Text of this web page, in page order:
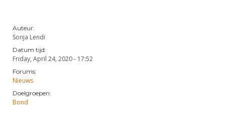
Auteur:
Sonja Lendi
Datum tijd:
Friday, April 24, 2020 - 17:52
Forums:
Nieuws
Doelgroepen:
Bond